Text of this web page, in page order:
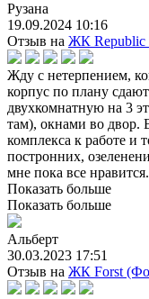
Рузана
19.09.2024 10:16
Отзыв на ЖК Republic
Жду с нетерпением,
корпус по плану
двухкомнатную на 3
там), окнами во двор.
комплекса к работе и
постронних,
мне пока все нравится.
Показать больше
Показать больше
Альберт
30.03.2023 17:51
Отзыв на ЖК Forst